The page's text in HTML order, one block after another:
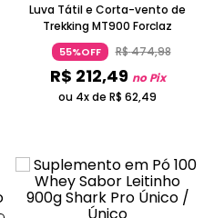
Luva Tátil e Corta-vento de
Trekking MT900 Forclaz
55%OFF R$474,98
R$ 212,49 no Pix
ou 4x de R$ 62,49